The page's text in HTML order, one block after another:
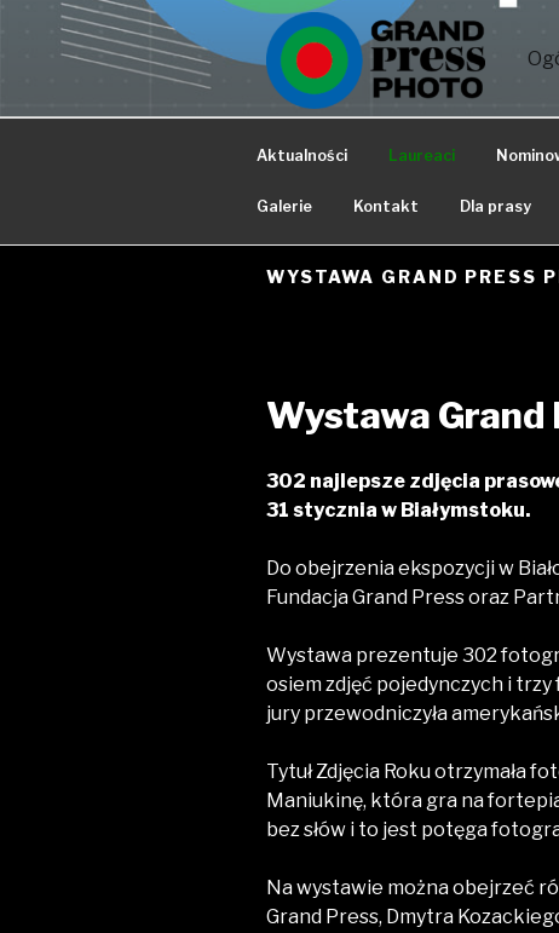
Przejdź
Aktualności Laureaci
Galerie Kontakt Dla prasy
WYSTAWA GRAND PRESS
Wystawa Grand
302 najlepsze zdjęcia
31 stycznia w Białymstoku.
Do obejrzenia ekspozycji w
Fundacja Grand Press oraz
Wystawa prezentuje 302
osiem zdjęć pojedynczych i
jury przewodniczyła
Tytuł Zdjęcia Roku otrzymała
Maniukinę, która gra na
bez słów i to jest potęga
Na wystawie można obejrzeć
Grand Press, Dmytra